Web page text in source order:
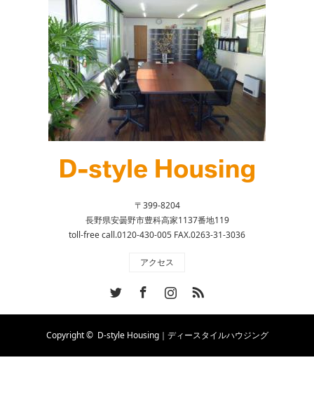
〒399-8204
長野県安曇野市豊科高家1137番地119
toll-free call.0120-430-005 FAX.0263-31-3036
アクセス
InstagramRSS
Copyright © D-style Housing｜ディースタイルハウジング